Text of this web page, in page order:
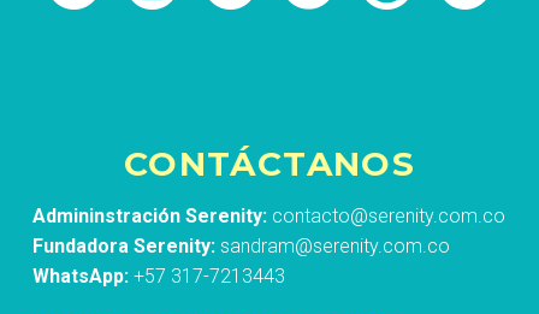
CONTÁCTANOS
Admininstración Serenity: contacto@serenity.com.co
Fundadora Serenity: sandram@serenity.com.co
WhatsApp: +57 317-7213443